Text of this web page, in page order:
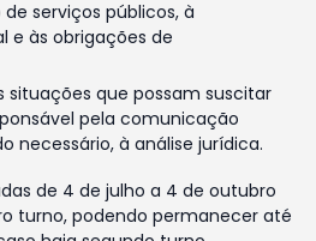
serviços públicos, à
e às obrigações de
situações que possam suscitar
pela comunicação
necessário, à análise jurídica.
de 4 de julho a 4 de outubro
turno, podendo permanecer até